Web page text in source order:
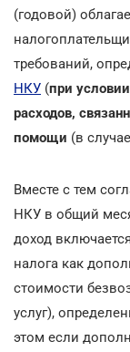
(годовой)
требований,
НКУ (при
расходов,
помощи (в
Вместе с тем
НКУ в общий
доход
налога как
стоимости
услуг),
этом если